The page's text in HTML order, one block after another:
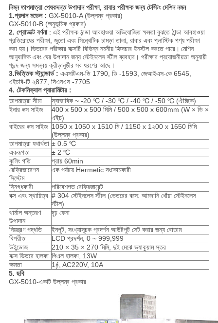
নিম্ন তাপমাত্রা পেষকদন্ত উপাদান পরীক্ষা, রাবার পরীক্ষক জন্য টেস্টিং মেশিন নমন
1.প্রদান মডেল : GX-5010-A (উল্লম্ব প্রকার)
GX-5010-B (অনুভূমিক প্রকার)
2. প্রোডাক্ট বর্ণনা: এই পরীক্ষক ঠান্ডা আবহাওয়া অভিযোজিত ক্ষমতা বুঝতে ঠান্ডা আবহাওয়া
প্রতিরোধের পরীক্ষা, জুতো এবং সিন্থেটিক চামড়া তালা, রাবার এবং প্লাস্টিক পণ্য পরীক্ষা
করা হয়। ভিতরের পরীক্ষার বাক্সটি বিভিন্ন নমনীয় ফিক্সচার ইনস্টল করতে পারে। মেশিন
আনুষাঙ্গিক এবং ঘের উপাদান জন্য স্টেইনলেস স্টীল ব্যবহার। পরীক্ষার প্রয়োজনীয়তা অনুযায়ী
পছন্দ জন্য সমন্বয় ক্রীড়ানুষ্ঠীর সব ধরণের আছে।
3.ভিত্তিক স্ট্যান্ডার্ড : এএসটিএম-ডি 1790, ডি -1593, জেআইএস-কে 6545,
এইচবি-টি ২877, সিএনএস -7705
4. টেকনিক্যাল প্যারামিটার :
তাপমাত্রা সীমা
স্বাভাবিক ~ -20 ℃ / -30 ℃ / -40 ℃ / -50 ℃ (ঐচ্ছিক)
ইনার বক্স সাইজ
400 x 500 x 500 মিমি / 500 x 500 x 600mm (W × ডি ×
এইচ)
বাইরের বক্স সাইজ 1050 x 1050 x 1510 মি / 1150 x 1২00 x 1650 মিমি
(উল্লম্ব প্রকার)
তাপমাত্রা যথার্থতা ± 0.5 ℃
একরূপতা
± 2 ℃
কুলিং গতি
প্রায় 60min
রেফ্রিজারেশন
সিস্টেম
এক পর্যায়ে Hermetic সংকোচকারী
স্নিগ্ধকারী
পরিবেশগত রেফ্রিজারেন্ট
বক্স এবং স্থায়িত্ব # 304 স্টেইনলেস স্টীল (ভেতরের বাক্স: আমদানি ধোঁয়া স্টেইনলেস
স্টীল)
থার্মাল অন্তরণ
উপাদান
দৃঢ় ফেনা
নিয়ন্ত্রণ পদ্ধতি
ইনপুট, সংখ্যাসূচক প্রদর্শন আউটপুট সেট করার জন্য বোতাম
বিপরীত
LCD প্রদর্শন, 0 ~ 999,999
উইন্ডোজ
210 × 35 × 270 মিমি, দুই মেঝে ভ্যাকুয়াম স্তর
বাক্স ভিতরে হালকা পিএল হালকা, 13W
ক্ষমতা
1∮, AC220V, 10A
5. ছবি
GX-5010-একটি উল্লম্ব প্রকার